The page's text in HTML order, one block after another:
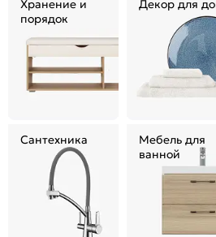
Хранение и
порядок
Декор для
Сантехника
Мебель для
ванной